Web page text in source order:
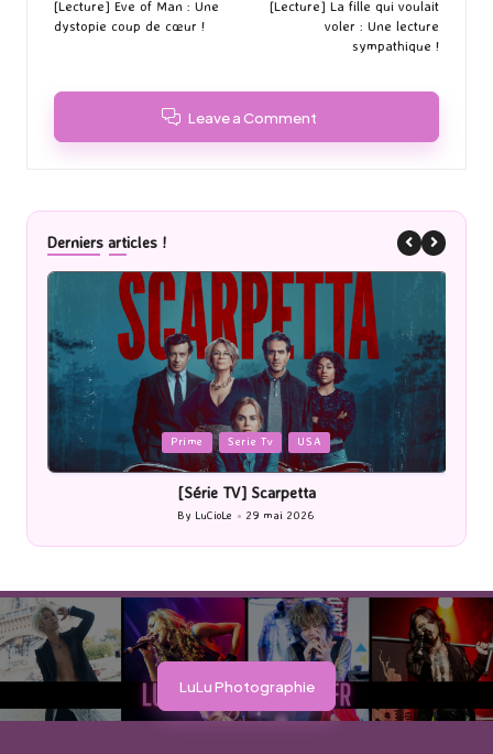
navigation
[Lecture] Eve of Man : Une
dystopie coup de cœur !
[Lecture] La fille qui voulait
voler : Une lecture
sympathique !
Leave a Comment
Derniers articles !
Posted
in
Prime Serie Tv USA
[Série TV] Scarpetta
Posted
by
By LuCioLe 29 mai 2026
LuLu Photographie